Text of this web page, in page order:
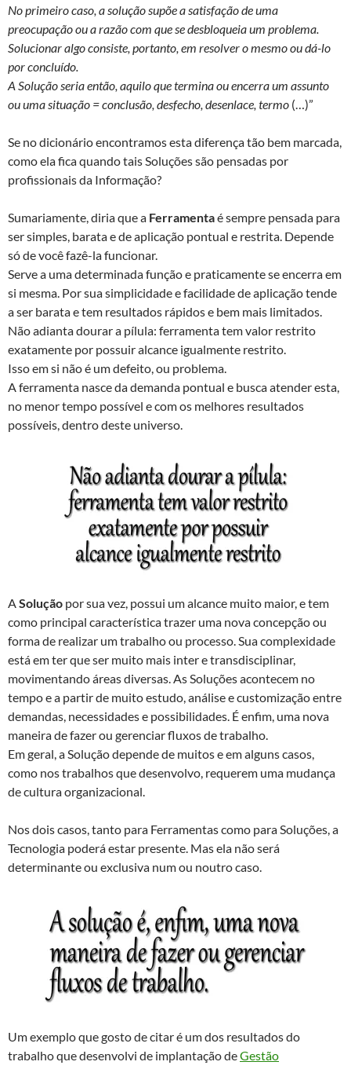
No primeiro caso, a solução supõe a satisfação de uma
preocupação ou a razão com que se desbloqueia um problema.
Solucionar algo consiste, portanto, em resolver o mesmo ou dá-lo
por concluído.
A Solução seria então, aquilo que termina ou encerra um assunto
ou uma situação = conclusão, desfecho, desenlace, termo (…)”
Se no dicionário encontramos esta diferença tão bem marcada,
como ela fica quando tais Soluções são pensadas por
profissionais da Informação?
Sumariamente, diria que a Ferramentaé sempre pensada para
ser simples, barata e de aplicação pontual e restrita. Depende
só de você fazê-la funcionar.
Serve a uma determinada função e praticamente se encerra em
si mesma. Por sua simplicidade e facilidade de aplicação tende
a ser barata e tem resultados rápidos e bem mais limitados.
Não adianta dourar a pílula: ferramenta tem valor restrito
exatamente por possuir alcance igualmente restrito.
Isso em si não é um defeito, ou problema.
A ferramenta nasce da demanda pontual e busca atender esta,
no menor tempo possível e com os melhores resultados
possíveis, dentro deste universo.
A Solução por sua vez, possui um alcance muito maior, e tem
como principal característica trazer uma nova concepção ou
forma de realizar um trabalho ou processo. Sua complexidade
está em ter que ser muito mais inter e transdisciplinar,
movimentando áreas diversas. As Soluções acontecem no
tempo e a partir de muito estudo, análise e customização entre
demandas, necessidades e possibilidades. É enfim, uma nova
maneira de fazer ou gerenciar fluxos de trabalho.
Em geral, a Solução depende de muitos e em alguns casos,
como nos trabalhos que desenvolvo, requerem uma mudança
de cultura organizacional.
Nos dois casos, tanto para Ferramentas como para Soluções, a
Tecnologia poderá estar presente. Mas ela não será
determinante ou exclusiva num ou noutro caso.
Um exemplo que gosto de citar é um dos resultados do
trabalho que desenvolvi de implantação deGestão